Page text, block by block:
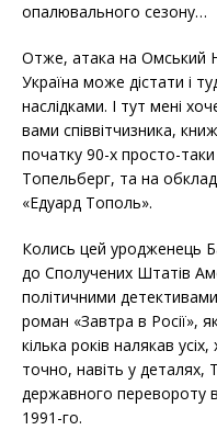
опалювального сезону…
Отже, атака на Омський
Україна може дістати і
наслідками. І тут мені
вами співвітчизника,
початку 90-х просто-
Топельберг, та на
«Едуард Тополь».
Колись цей уродженець
до Сполучених Штатів
політичними
роман «Завтра в Росії»,
кілька років налякав
точно, навіть у
державного перевороту
1991-го.